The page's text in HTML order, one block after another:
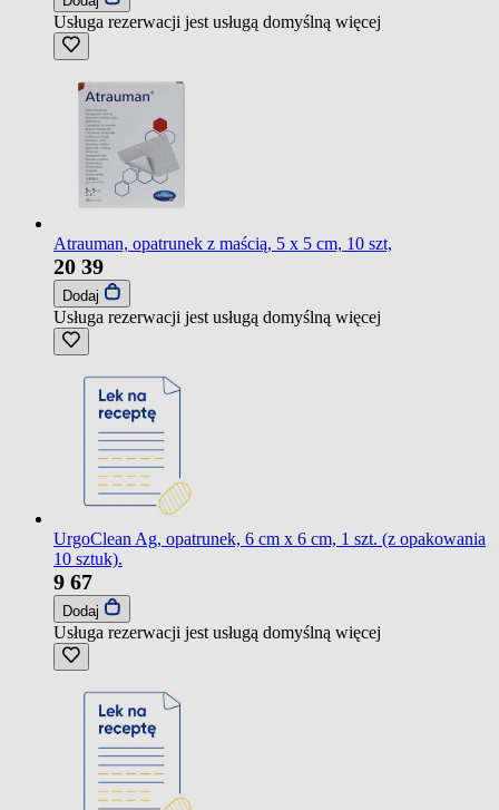
Usługa rezerwacji jest usługą domyślną więcej
Atrauman, opatrunek z maścią, 5 x 5 cm, 10 szt,
20 39
Dodaj
Usługa rezerwacji jest usługą domyślną więcej
UrgoClean Ag, opatrunek, 6 cm x 6 cm, 1 szt. (z opakowania
10 sztuk).
9 67
Dodaj
Usługa rezerwacji jest usługą domyślną więcej